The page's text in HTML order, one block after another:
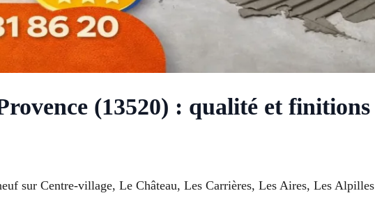
(13520) : qualité et finitions
sur Centre-village, Le Château, Les Carrières, Les Aires, Les